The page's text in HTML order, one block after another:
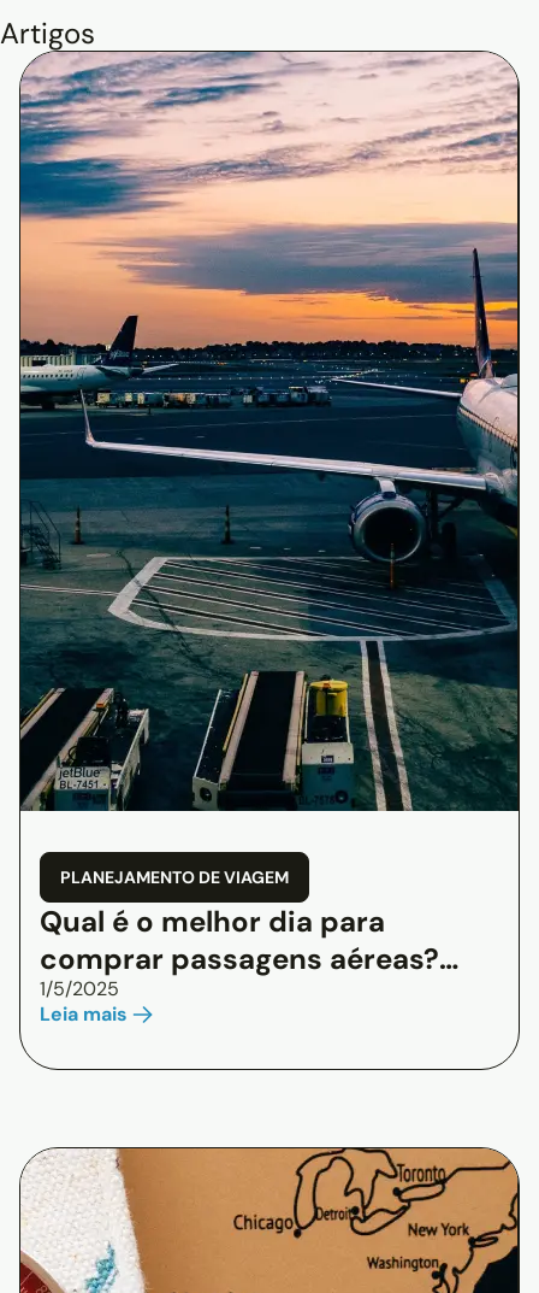
Artigos
PLANEJAMENTO DE VIAGEM
Qual é o melhor dia para
comprar passagens aéreas?
Dicas para economizar!
1/5/2025
Leia mais